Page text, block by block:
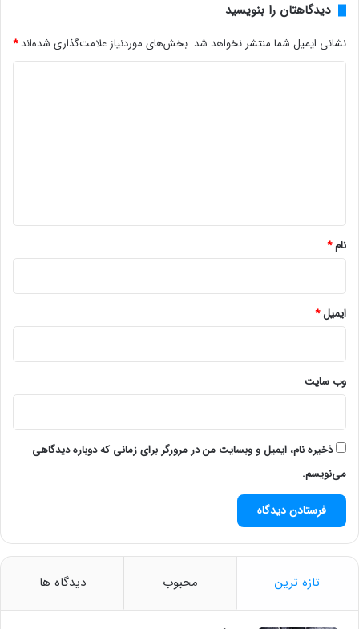
دیدگاهتان را بنویسید
نشانی ایمیل شما منتشر نخواهد شد. بخش‌های موردنیاز علامت‌گذاری شده‌اند*
نام*
ایمیل*
وب‌ سایت
ذخیره نام، ایمیل و وبسایت من در مرورگر برای زمانی که دوباره دیدگاهی
می‌نویسم.
تازه ترین محبوب دیدگاه ها